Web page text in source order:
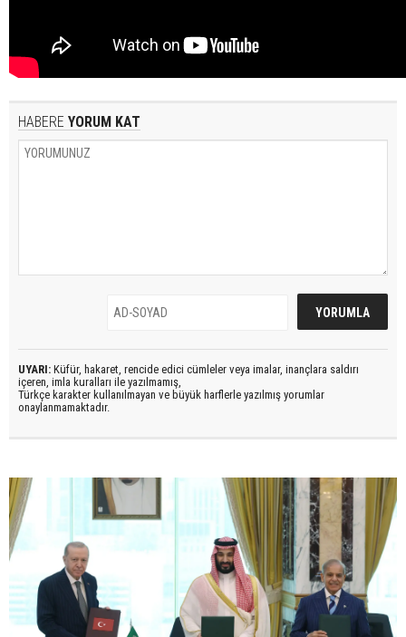
HABERE YORUM KAT
UYARI: Küfür, hakaret, rencide edici cümleler veya imalar, inançlara saldırı
içeren, imla kuralları ile yazılmamış,
Türkçe karakter kullanılmayan ve büyük harflerle yazılmış yorumlar
onaylanmamaktadır.